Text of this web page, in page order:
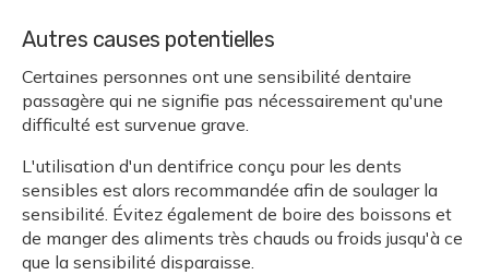
Autres causes potentielles
Certaines personnes ont une sensibilité dentaire
passagère qui ne signifie pas nécessairement qu'une
difficulté est survenue grave.
L'utilisation d'un dentifrice conçu pour les dents
sensibles est alors recommandée afin de soulager la
sensibilité. Évitez également de boire des boissons et
de manger des aliments très chauds ou froids jusqu'à ce
que la sensibilité disparaisse.